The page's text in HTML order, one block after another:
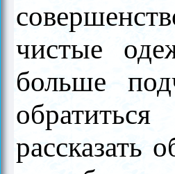
чистые
больше
рассказать